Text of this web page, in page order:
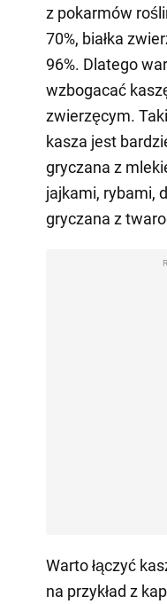
z pokarmów
70%, białka
96%. Dlatego
wzbogacać
zwierzęcym.
kasza jest
gryczana z
jajkami, rybami,
gryczana z
Warto łączyć
na przykład z